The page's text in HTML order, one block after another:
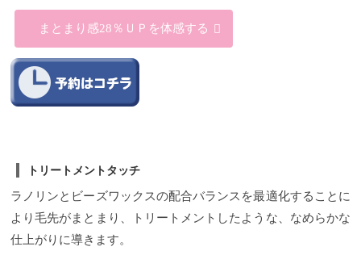
まとまり感28％ＵＰを体感する
トリートメントタッチ
ラノリンとビーズワックスの配合バランスを最適化することに
より毛先がまとまり、トリートメントしたような、なめらかな
仕上がりに導きます。